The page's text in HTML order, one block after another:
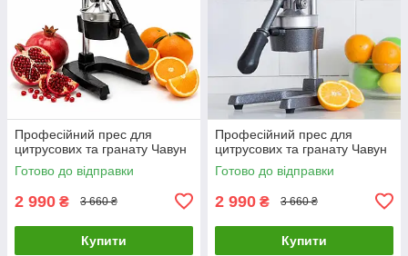
Професійний прес для
цитрусових та гранату Чавун
Готово до відправки
2 990 ₴ 3 660 ₴
Купити
Професійний прес для
цитрусових та гранату Чавун
Готово до відправки
2 990 ₴ 3 660 ₴
Купити